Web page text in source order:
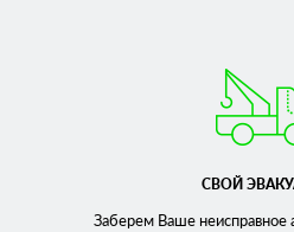
СВОЙ
Заберем Ваше неисправное